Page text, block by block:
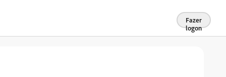
Fazer
logon